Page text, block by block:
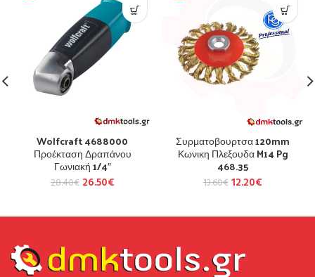
Wolfcraft 4688000
Προέκταση Δραπάνου
Γωνιακή 1/4″
28.40€ 26.50€
Συρματοβουρτσα 120mm
Κωνικη Πλεξουδα M14 Pg
468.35
13.60€12.20€